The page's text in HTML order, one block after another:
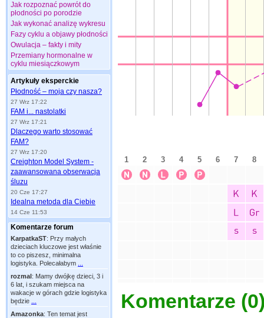
Jak rozpoznać powrót do
płodności po porodzie
Jak wykonać analizę wykresu
Fazy cyklu a objawy płodności
Owulacja – fakty i mity
Przemiany hormonalne w
cyklu miesiączkowym
Artykuły eksperckie
Płodność – moja czy nasza?
27 Wrz 17:22
FAM i... nastolatki
27 Wrz 17:21
Dlaczego warto stosować
FAM?
27 Wrz 17:20
Creighton Model System -
zaawansowana obserwacja
śluzu
20 Cze 17:27
Idealna metoda dla Ciebie
14 Cze 11:53
Komentarze forum
KarpatkaST: Przy małych
dzieciach kluczowe jest właśnie
to co piszesz, minimalna
logistyka. Polecałabym
rozmal: Mamy dwójkę dzieci, 3 i
6 lat, i szukam miejsca na
wakacje w górach gdzie logistyka
będzie
Amazonka: Ten temat jest
Komentarze (0